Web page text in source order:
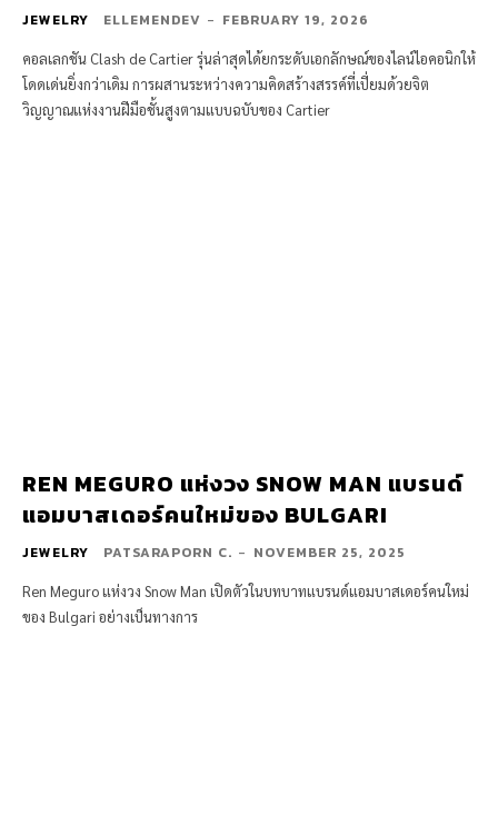
JEWELRY ELLEMENDEV - FEBRUARY 19, 2026
คอลเลกชัน Clash de Cartier รุ่นล่าสุดได้ยกระดับเอกลักษณ์ของไลน์ไอคอนิกให้
โดดเด่นยิ่งกว่าเดิม การผสานระหว่างความคิดสร้างสรรค์ที่เปี่ยมด้วยจิต
วิญญาณแห่งงานฝีมือชั้นสูงตามแบบฉบับของ Cartier
REN MEGURO แห่งวง SNOW MAN แบรนด์
แอมบาสเดอร์คนใหม่ของ BULGARI
JEWELRY PATSARAPORN C. - NOVEMBER 25, 2025
Ren Meguro แห่งวง Snow Man เปิดตัวในบทบาทแบรนด์แอมบาสเดอร์คนใหม่
ของ Bulgari อย่างเป็นทางการ